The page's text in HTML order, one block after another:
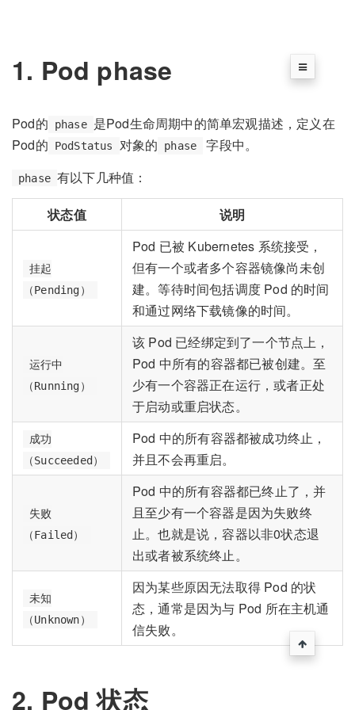
1. Pod phase
Pod的 phase 是Pod生命周期中的简单宏观描述，定义在
Pod的
PodStatus 对象的 phase 字段中。
phase 有以下几种值：
状态值 说明
挂起
（Pending）
Pod 已被 Kubernetes 系统接受，
但有一个或者多个容器镜像尚未创
建。等待时间包括调度 Pod 的时间
和通过网络下载镜像的时间。
运行中
（Running）
该 Pod 已经绑定到了一个节点上，
Pod 中所有的容器都已被创建。至
少有一个容器正在运行，或者正处
于启动或重启状态。
成功
（Succeeded）
Pod 中的所有容器都被成功终止，
并且不会再重启。
失败
（Failed）
Pod 中的所有容器都已终止了，并
且至少有一个容器是因为失败终
止。也就是说，容器以非0状态退
出或者被系统终止。
未知
（Unknown）
因为某些原因无法取得 Pod 的状
态，通常是因为与 Pod 所在主机通
信失败。
2. Pod 状态